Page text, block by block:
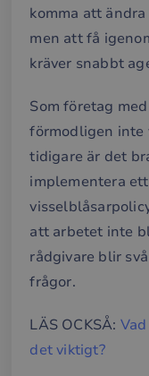
komma att
men att få
kräver snabbt
Som företag
förmodligen inte
tidigare är det
implementera
att arbetet inte
rådgivare blir
frågor.
LÄS OCKSÅ:
det viktigt?